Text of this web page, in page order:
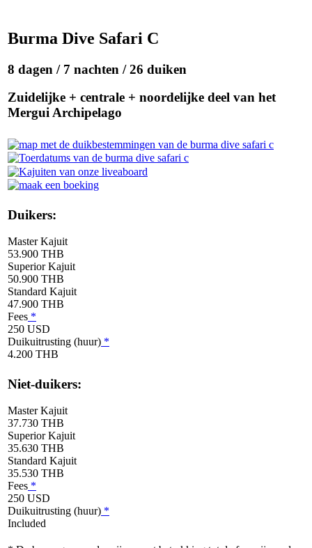
Burma Dive Safari C
8 dagen / 7 nachten / 26 duiken
Zuidelijke + centrale + noordelijke deel van het
Mergui Archipelago
Duikers:
Master Kajuit
53.900 THB
Superior Kajuit
50.900 THB
Standard Kajuit
47.900 THB
Fees *
250 USD
Duikuitrusting (huur) *
4.200 THB
Niet-duikers:
Master Kajuit
37.730 THB
Superior Kajuit
35.630 THB
Standard Kajuit
35.530 THB
Fees *
250 USD
Duikuitrusting (huur) *
Included